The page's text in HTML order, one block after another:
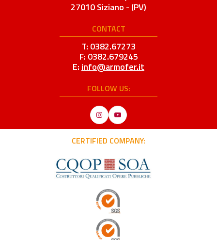
27010 Siziano - (PV)
CONTACT
T: 0382.67273
F: 0382.679245
E: info@armofer.it
FOLLOW US:
InstagramYouTube
CERTIFIED COMPANY: